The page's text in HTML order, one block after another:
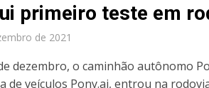
primeiro teste em
de 2021
dezembro, o caminhão autônomo
de veículos Pony.ai, entrou na